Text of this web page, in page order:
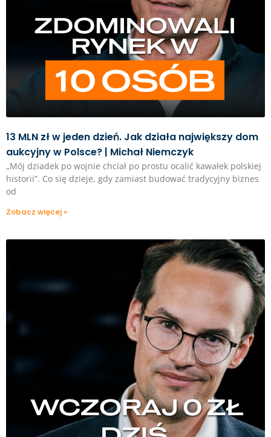
13 MLN zł w jeden dzień. Jak działa największy dom
aukcyjny w Polsce? | Michał Niemczyk
„Mój dziadek po wojnie chciał po prostu ocalić kawałek polskiej
historii”. Co się dzieje, gdy zamiast budować tradycyjny biznes
od
Zobacz więcej »